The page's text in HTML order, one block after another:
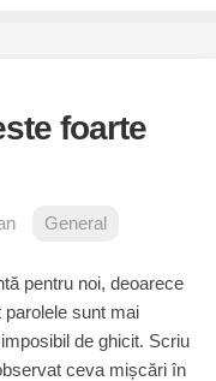
foarte
General
pentru noi, deoarece
parolele sunt mai
de ghicit. Scriu
ceva mișcări în